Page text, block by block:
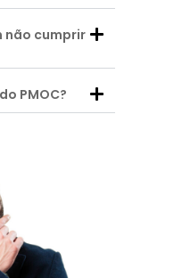
não cumprir
PMOC?